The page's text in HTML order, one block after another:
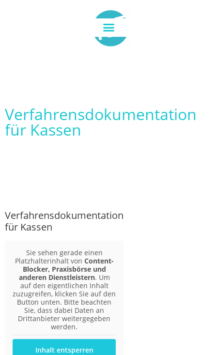
Verfahrensdokumentation
für Kassen
Verfahrensdokumentation
für Kassen
Sie sehen gerade einen
Platzhalterinhalt von Content-
Blocker, Praxisbörse und
anderen Dienstleistern. Um
auf den eigentlichen Inhalt
zuzugreifen, klicken Sie auf den
Button unten. Bitte beachten
Sie, dass dabei Daten an
Drittanbieter weitergegeben
werden.
Inhalt entsperren